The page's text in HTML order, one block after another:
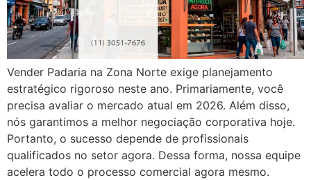
Vender Padaria na Zona Norte exige planejamento
estratégico rigoroso neste ano. Primariamente, você
precisa avaliar o mercado atual em 2026. Além disso,
nós garantimos a melhor negociação corporativa hoje.
Portanto, o sucesso depende de profissionais
qualificados no setor agora. Dessa forma, nossa equipe
acelera todo o processo comercial agora mesmo.